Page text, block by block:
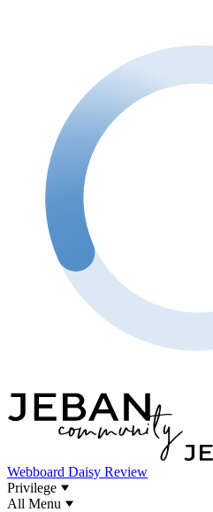
Webboard Daisy Review
Privilege
All Menu